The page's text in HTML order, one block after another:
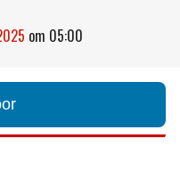
om 05:00